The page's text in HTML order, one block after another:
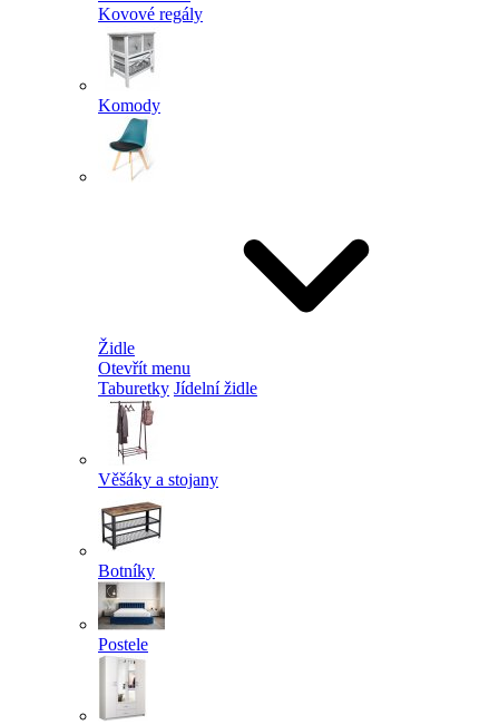
Kovové regály
Komody
Židle
Otevřít menu
Taburetky Jídelní židle
Věšáky a stojany
Botníky
Postele